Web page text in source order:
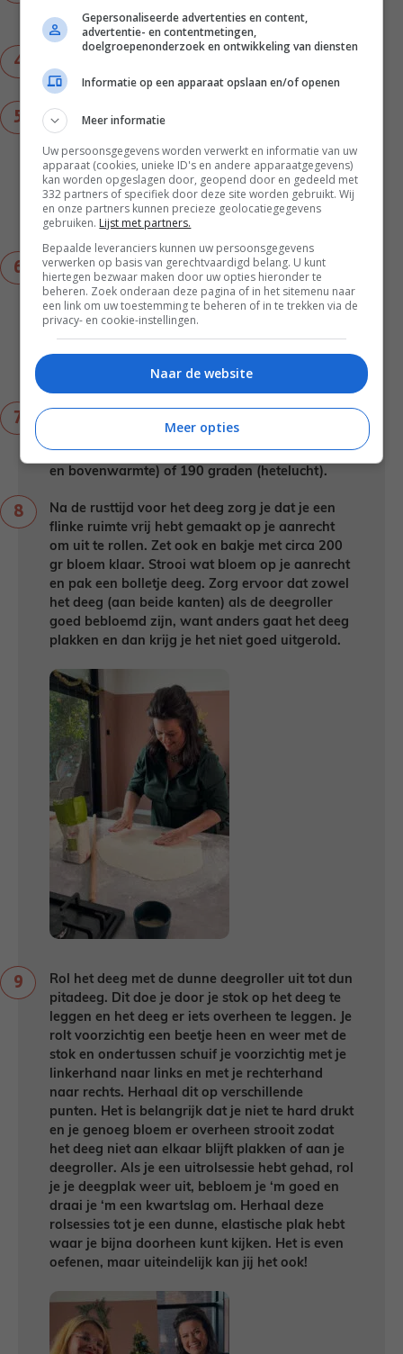
snuf zout op middellaag vuur.
in reepjes.
Roer de stukjes paprika, twee soorten
paprikapoeder en de oregano door de uien, en
bak nog een paar minuten door. Roer daarna de
reepjes kip erdoor en bak nog 2 minuten. Proef
en breng naar wens verder op smaak met peper
en zout. Maar let op dat er nog kaas doorheen
gaat, wat ook een extra zoute smaak geeft.
Schenk de 100 ml kippenbouillon die je hebt
bewaard erbij en laat sudderen, zonder deksel,
tot het vocht helemaal verdampt is. Roer daarna
de twee soorten kaas erdoor tot het goed
gemengd is en de kaas gesmolten is. Proef nog
daarna de pan van het vuur.
strooi een laagje paneermeel op de bodem.
Verwarm de oven voor op 200 graden (onder-
en bovenwarmte) of 190 graden (hetelucht).
Na de rusttijd voor het deeg zorg je dat je een
flinke ruimte vrij hebt gemaakt op je aanrecht
om uit te rollen. Zet ook en bakje met circa 200
gr bloem klaar. Strooi wat bloem op je aanrecht
en pak een bolletje deeg. Zorg ervoor dat zowel
het deeg (aan beide kanten) als de deegroller
goed bebloemd zijn, want anders gaat het deeg
plakken en dan krijg je het niet goed uitgerold.
Rol het deeg met de dunne deegroller uit tot dun
pitadeeg. Dit doe je door je stok op het deeg te
leggen en het deeg er iets overheen te leggen. Je
rolt voorzichtig een beetje heen en weer met de
stok en ondertussen schuif je voorzichtig met je
linkerhand naar links en met je rechterhand
naar rechts. Herhaal dit op verschillende
punten. Het is belangrijk dat je niet te hard drukt
en je genoeg bloem er overheen strooit zodat
het deeg niet aan elkaar blijft plakken of aan je
deegroller. Als je een uitrolsessie hebt gehad, rol
je je deegplak weer uit, bebloem je ‘m goed en
draai je ‘m een kwartslag om. Herhaal deze
rolsessies tot je een dunne, elastische plak hebt
waar je bijna doorheen kunt kijken. Het is even
oefenen, maar uiteindelijk kan jij het ook!
Gepersonaliseerde advertenties en content,
advertentie- en contentmetingen,
doelgroepenonderzoek en ontwikkeling van diensten
Informatie op een apparaat opslaan en/of openen
Meer informatie
Uw persoonsgegevens worden verwerkt en informatie van uw
apparaat (cookies, unieke ID's en andere apparaatgegevens)
kan worden opgeslagen door, geopend door en gedeeld met
332 partners of specifiek door deze site worden gebruikt. Wij
en onze partners kunnen precieze geolocatiegegevens
gebruiken. Lijst met partners.
Bepaalde leveranciers kunnen uw persoonsgegevens
verwerken op basis van gerechtvaardigd belang. U kunt
hiertegen bezwaar maken door uw opties hieronder te
beheren. Zoek onderaan deze pagina of in het sitemenu naar
een link om uw toestemming te beheren of in te trekken via de
privacy- en cookie-instellingen.
Naar de website
Meer opties